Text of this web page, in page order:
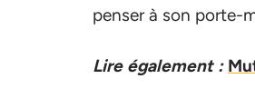
penser à son porte-
Lire également :